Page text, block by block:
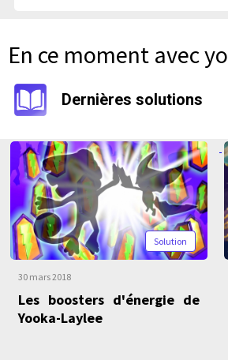
En ce moment avec
Dernières solutions
Solution
30 mars 2018
Les boosters d'énergie de
Yooka-Laylee